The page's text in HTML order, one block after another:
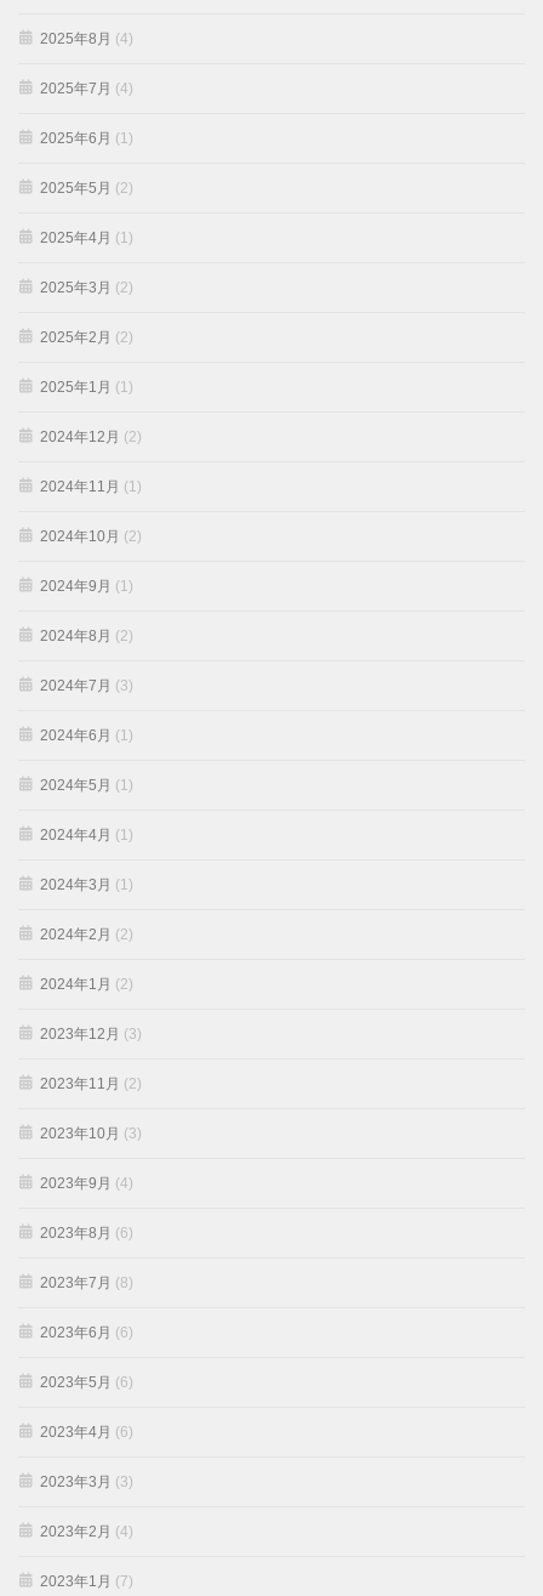
2025年8月 (4)
2025年7月 (4)
2025年6月 (1)
2025年5月 (2)
2025年4月 (1)
2025年3月 (2)
2025年2月 (2)
2025年1月 (1)
2024年12月 (2)
2024年11月 (1)
2024年10月 (2)
2024年9月 (1)
2024年8月 (2)
2024年7月 (3)
2024年6月 (1)
2024年5月 (1)
2024年4月 (1)
2024年3月 (1)
2024年2月 (2)
2024年1月 (2)
2023年12月 (3)
2023年11月 (2)
2023年10月 (3)
2023年9月 (4)
2023年8月 (6)
2023年7月 (8)
2023年6月 (6)
2023年5月 (6)
2023年4月 (6)
2023年3月 (3)
2023年2月 (4)
2023年1月 (7)